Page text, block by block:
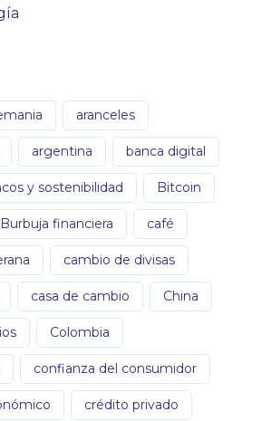
aranceles
argentina banca digital
y sostenibilidad Bitcoin
Burbuja financiera café
cambio de divisas
casa de cambio China
Colombia
confianza del consumidor
crédito privado